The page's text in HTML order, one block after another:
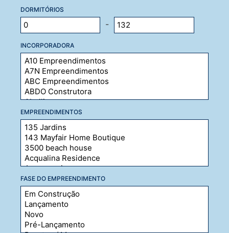
DORMITÓRIOS
-
INCORPORADORA
EMPREENDIMENTOS
FASE DO EMPREENDIMENTO